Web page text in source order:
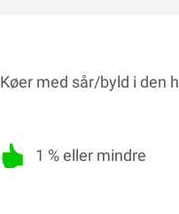
Køer med sår/byld i den
1 % eller mindre